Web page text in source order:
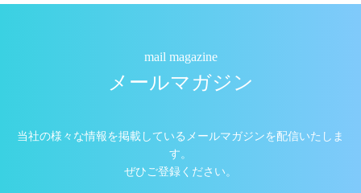
mail magazine
メールマガジン
当社の様々な情報を掲載しているメールマガジンを配信いたしま
す。
ぜひご登録ください。